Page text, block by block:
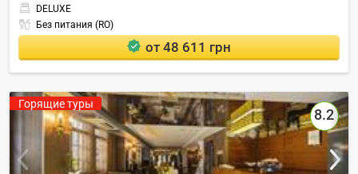
DELUXE
Без питания (RO)
от 48 611 грн
Горящие туры
8.2